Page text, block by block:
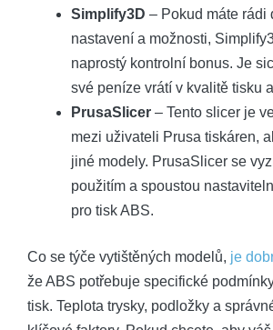
Simplify3D – Pokud máte rádi
nastavení a možnosti,
naprostý kontrolní bonus. Je
své peníze vrátí v kvalitě tisku
PrusaSlicer – Tento slicer je
mezi uživateli Prusa tiskáren,
jiné modely. PrusaSlicer se
použitím a spoustou
pro tisk ABS.
Co se týče vytištěných modelů, je
že ABS potřebuje specifické
tisk. Teplota trysky, podložky a